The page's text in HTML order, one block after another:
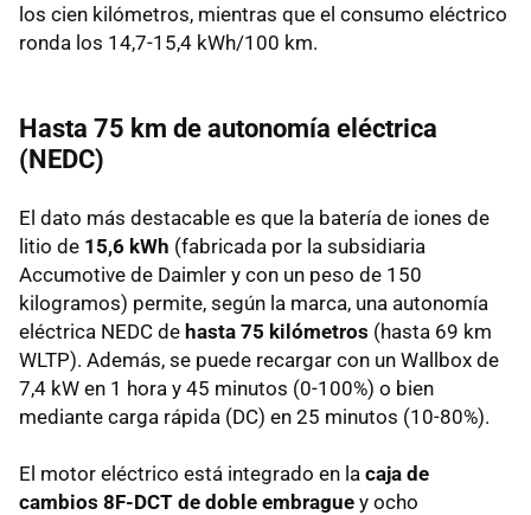
los cien kilómetros, mientras que el consumo eléctrico
ronda los 14,7-15,4 kWh/100 km.
Hasta 75 km de autonomía eléctrica
(NEDC)
El dato más destacable es que la batería de iones de
litio de 15,6 kWh (fabricada por la subsidiaria
Accumotive de Daimler y con un peso de 150
kilogramos) permite, según la marca, una autonomía
eléctrica NEDC de hasta 75 kilómetros (hasta 69 km
WLTP). Además, se puede recargar con un Wallbox de
7,4 kW en 1 hora y 45 minutos (0-100%) o bien
mediante carga rápida (DC) en 25 minutos (10-80%).
El motor eléctrico está integrado en la caja de
cambios 8F-DCT de doble embrague y ocho